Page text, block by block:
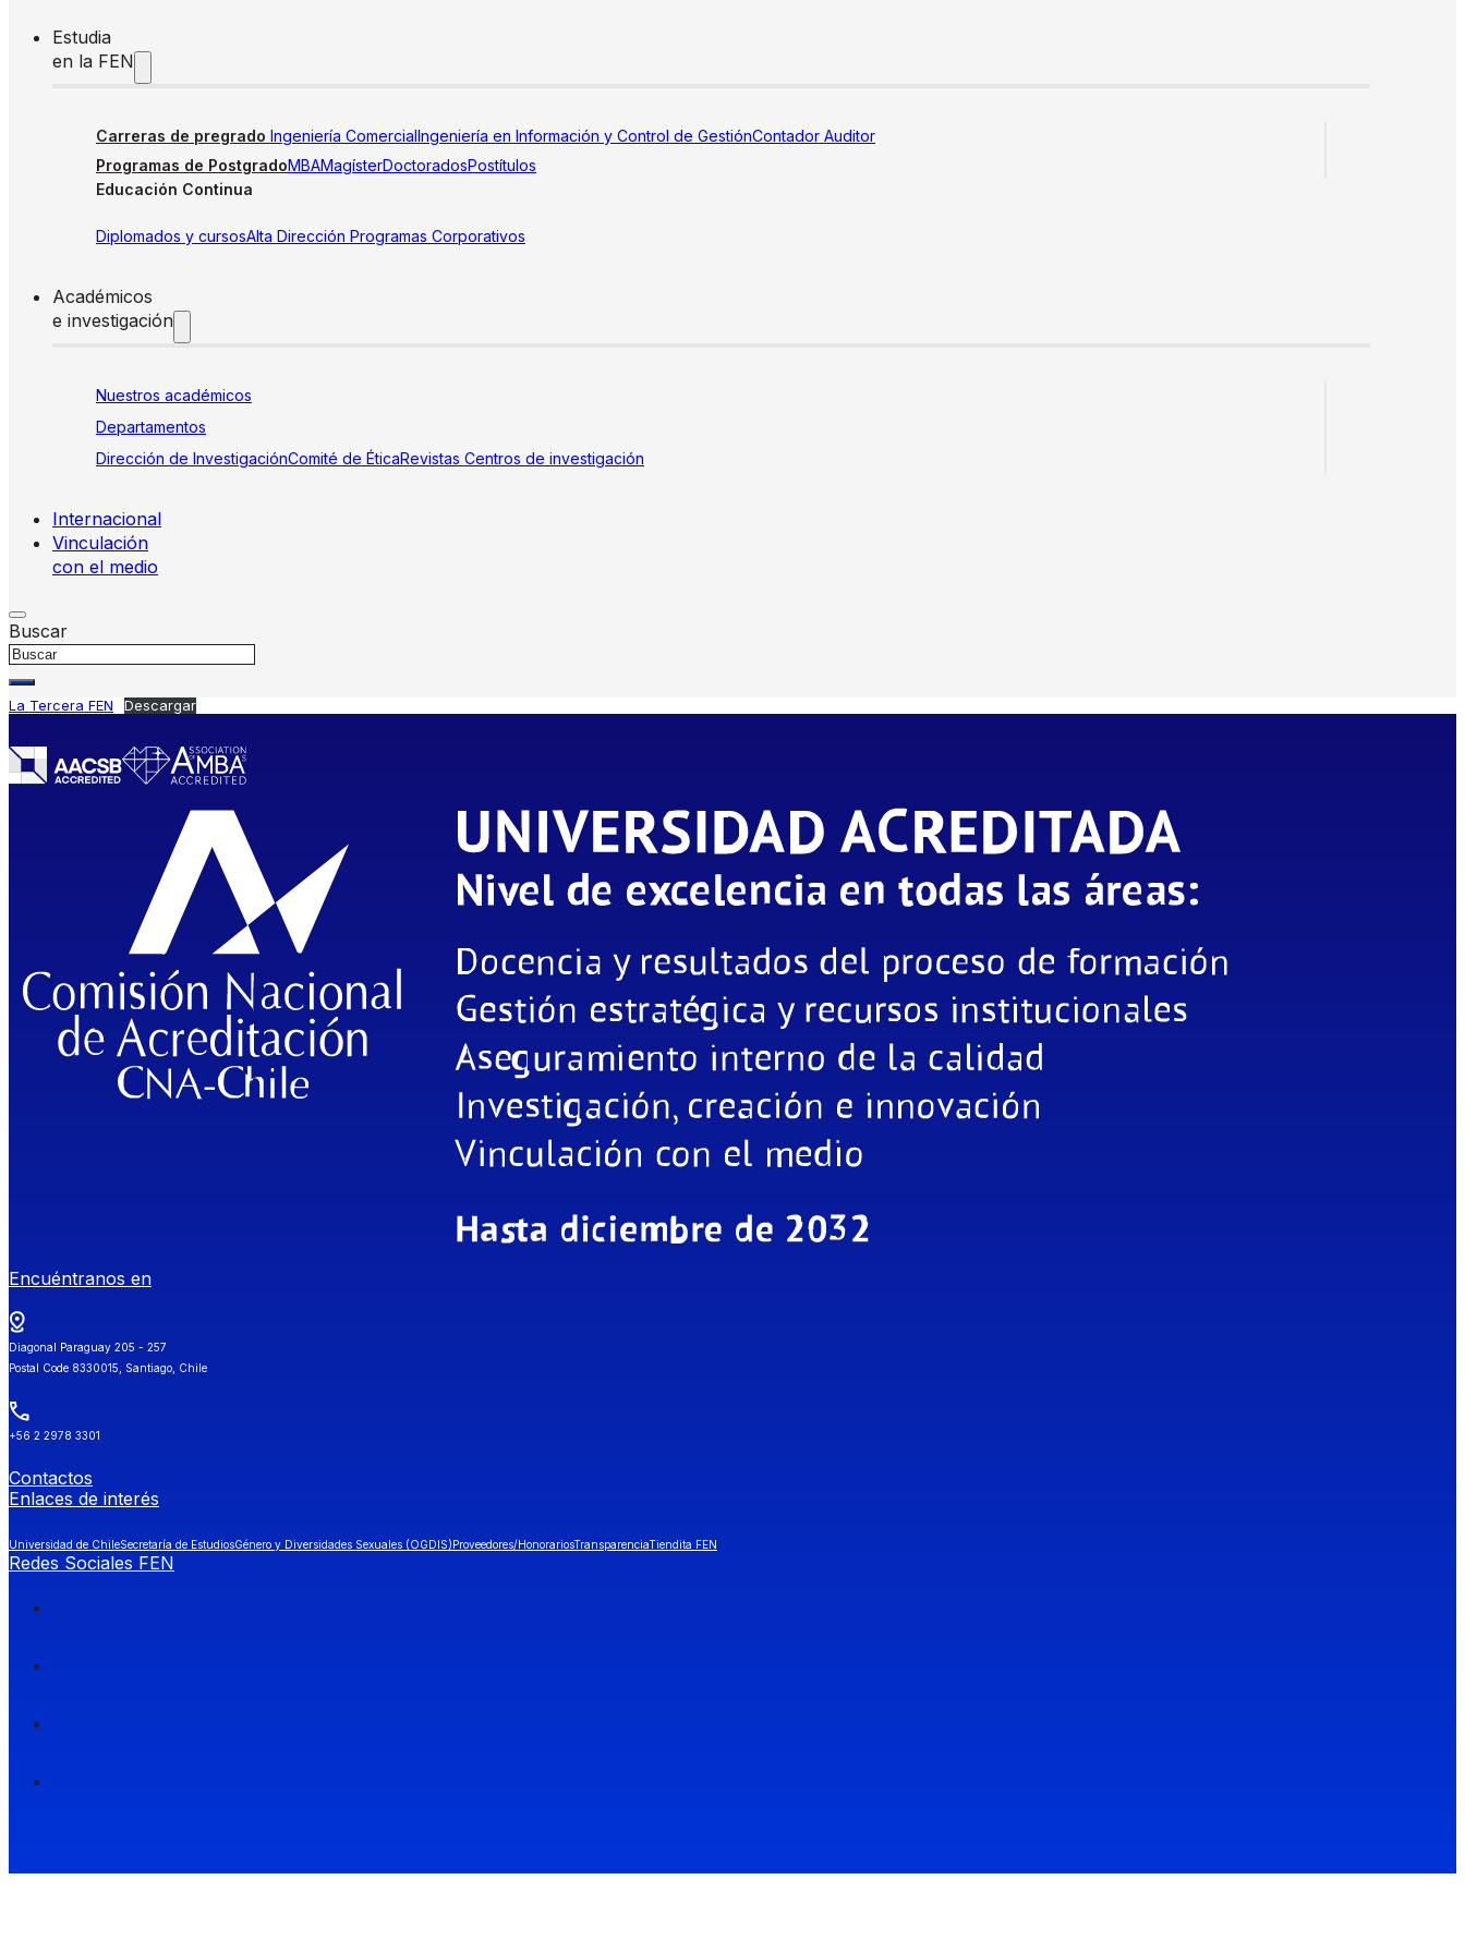
Estudia
en la FEN
Carreras de pregrado Ingeniería ComercialIngeniería en Información y Control de GestiónContador Auditor
Programas de PostgradoMBAMagísterDoctoradosPostítulos
Educación Continua
Diplomados y cursosAlta Dirección Programas Corporativos
Académicos
e investigación
Nuestros académicos
Departamentos
Dirección de InvestigaciónComité de ÉticaRevistas Centros de investigación
Internacional
Vinculación
con el medio
Buscar
La Tercera FEN Descargar
Encuéntranos en
Diagonal Paraguay 205 - 257
Postal Code 8330015, Santiago, Chile
+56 2 2978 3301
Contactos
Enlaces de interés
Universidad de ChileSecretaría de EstudiosGénero y Diversidades Sexuales (OGDIS)Proveedores/HonorariosTransparenciaTiendita FEN
Redes Sociales FEN